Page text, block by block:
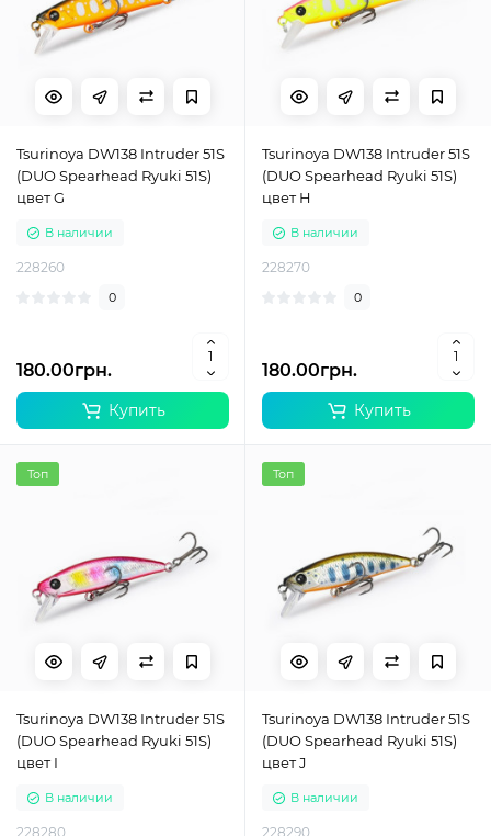
Tsurinoya DW138 Intruder 51S
(DUO Spearhead Ryuki 51S)
цвет G
В наличии
228260
0
180.00грн.
Купить
Tsurinoya DW138 Intruder 51S
(DUO Spearhead Ryuki 51S)
цвет H
В наличии
228270
0
180.00грн.
Купить
Топ
Tsurinoya DW138 Intruder 51S
(DUO Spearhead Ryuki 51S)
цвет I
В наличии
228280
Топ
Tsurinoya DW138 Intruder 51S
(DUO Spearhead Ryuki 51S)
цвет J
В наличии
228290